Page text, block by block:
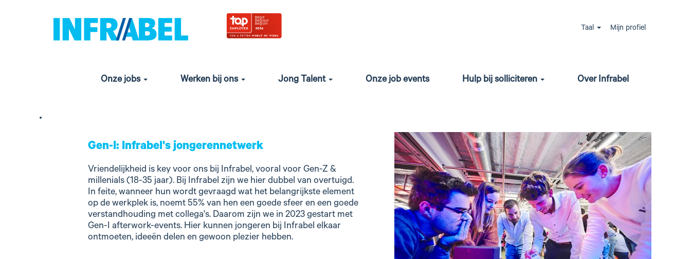
Taal Mijn profiel
Onze jobs Werken bij ons Jong Talent Onze job events Hulp bij solliciteren Over Infrabel
jobs
Daarom moet jij deel uitmaken van onze Infrabel crew
kan doorgroeien, connecten en impact maken. Let's do this, samen bij Infrabel!
Gen-I: Infrabel's jongerennetwerk
Vriendelijkheid is key voor ons bij Infrabel, vooral voor Gen-Z &
millenials (18-35 jaar). Bij Infrabel zijn we hier dubbel van overtuigd.
In feite, wanneer hun wordt gevraagd wat het belangrijkste element
op de werkplek is, noemt 55% van hen een goede sfeer en een goede
verstandhouding met collega's. Daarom zijn we in 2023 gestart met
Gen-I afterwork-events. Hier kunnen jongeren bij Infrabel elkaar
ontmoeten, ideeën delen en gewoon plezier hebben.